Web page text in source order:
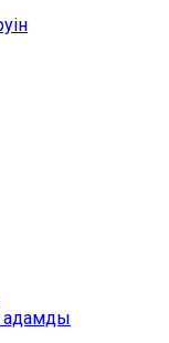
адамды